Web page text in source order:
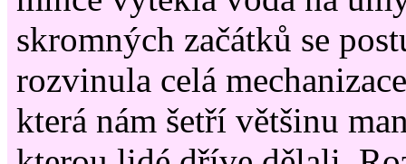
skromných začátků se
rozvinula celá
která nám šetří většinu